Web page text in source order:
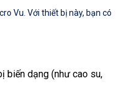
Vu. Với thiết bị này, bạn có
biến dạng (như cao su,